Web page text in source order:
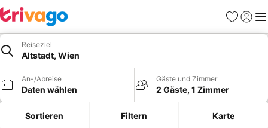
Favoriten
Reiseziel
Altstadt, Wien
An-/Abreise
Daten wählen
Gäste und Zimmer
2 Gäste, 1 Zimmer
Sortieren Filtern Karte